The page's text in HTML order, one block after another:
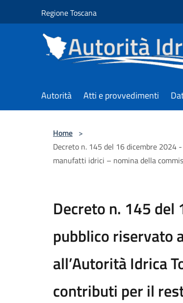
Regione Toscana
Autorità Atti e provvedimenti
Home >
Decreto n. 145 del 16 dicembre 2024
manufatti idrici – nomina della
Decreto n. 145
pubblico riservato
all’Autorità Idrica
contributi per il